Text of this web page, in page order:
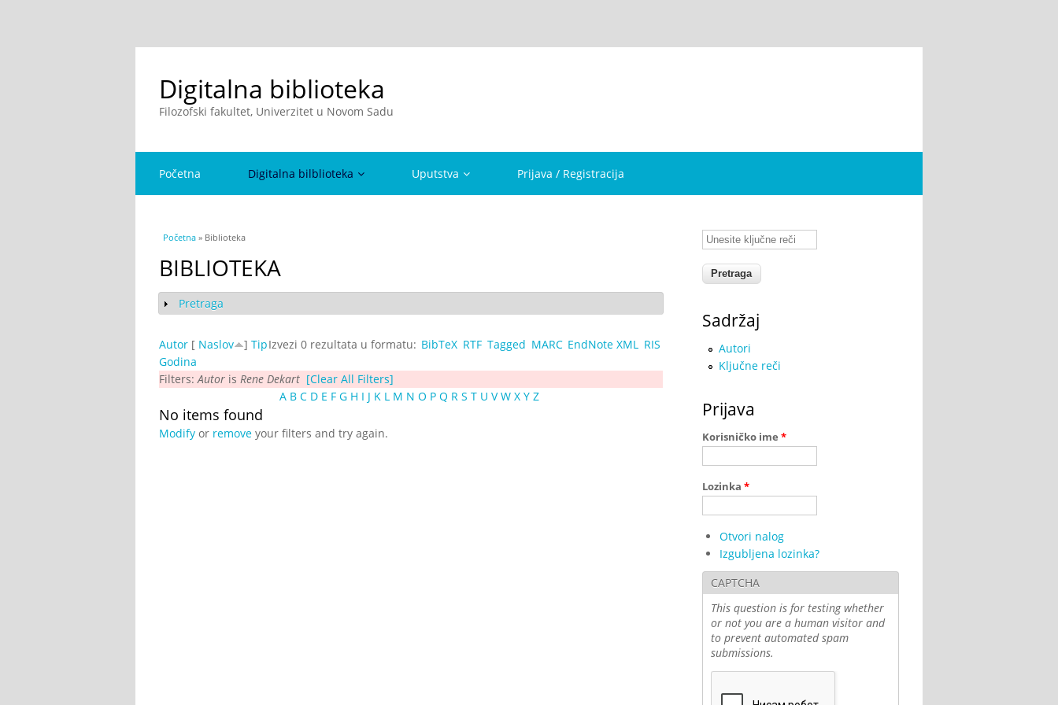
Digitalna biblioteka
Filozofski fakultet, Univerzitet u Novom Sadu
Početna Digitalna bilblioteka Uputstva Prijava / Registracija
You are here
Početna » Biblioteka
BIBLIOTEKA
Show
Pretraga
Izvezi 0 rezultata u formatu: BibTeX RTF Tagged MARC EndNote XML RIS
Autor [ Naslov ] Tip
Godina
Filters: Autor is Rene Dekart [Clear All Filters]
A B C D E F G H I J K L M N O P Q R S T U V W X Y Z
No items found
Modify or remove your filters and try again.
Unesite ključne reči
Sadržaj
Autori
Ključne reči
Prijava
Korisničko ime *
Lozinka *
Otvori nalog
Izgubljena lozinka?
CAPTCHA
This question is for testing whether
or not you are a human visitor and
to prevent automated spam
submissions.